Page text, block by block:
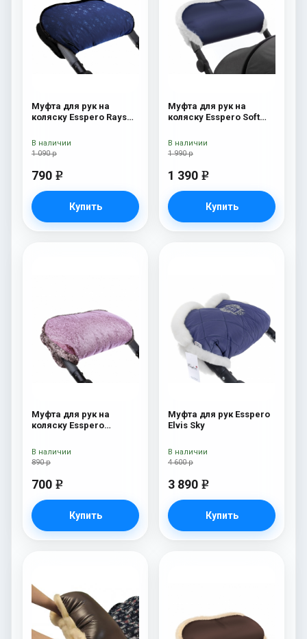
Муфта для рук на
коляску Esspero Rays
1 090 р
790 e
Купить
В наличии
Муфта для рук на
коляску Esspero Soft
1 990 р
1 390 e
Купить
В наличии
Муфта для рук на
коляску Esspero
890 р
700 e
Купить
В наличии
Муфта для рук Esspero
Elvis Sky
4 600 р
3 890 e
Купить
В наличии